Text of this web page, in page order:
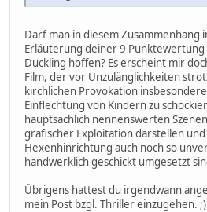
Darf man in diesem Zusammenhang
Erläuterung deiner 9
Duckling hoffen? Es erscheint mir
Film, der vor Unzulänglichkeiten
kirchlichen Provokation
Einflechtung von Kindern zu
hauptsächlich nennenswerten
grafischer Exploitation darstellen und
Hexenhinrichtung auch noch so
handwerklich geschickt umgesetzt
Übrigens hattest du irgendwann
mein Post bzgl. Thriller einzugehen. ;)